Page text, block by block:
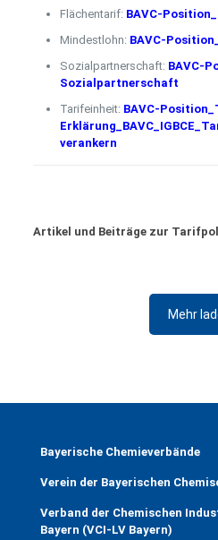
Flächentarif: BAVC-
Mindestlohn: BAVC-
Sozialpartnerschaft: BAVC-
Sozialpartnerschaft
Tarifeinheit: BAVC-
verankern
Artikel und Beiträge zur
Mehr
Bayerische Chemieverbände
Verein der Bayerischen
Verband der Chemischen
Bayern (VCI-LV Bayern)